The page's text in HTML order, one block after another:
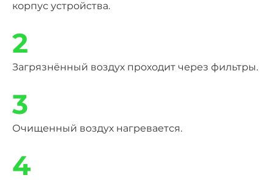
корпус устройства.
2
Загрязнённый воздух проходит через фильтры.
3
Очищенный воздух нагревается.
4